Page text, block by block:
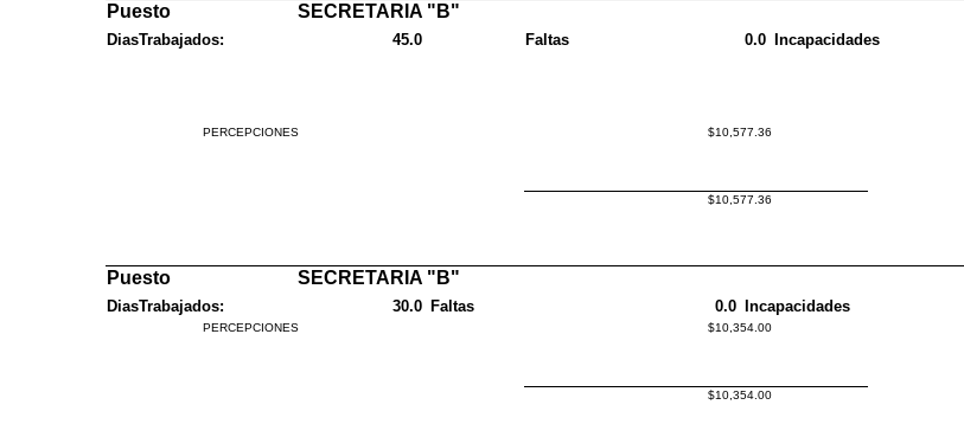
Puesto SECRETARIA "B"
DiasTrabajados: 45.0 Faltas 0.0 Incapacidades
PERCEPCIONES $10,577.36
$10,577.36
Puesto SECRETARIA "B"
DiasTrabajados: 30.0 Faltas 0.0 Incapacidades
PERCEPCIONES $10,354.00
$10,354.00